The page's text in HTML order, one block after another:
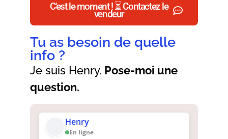
C'est le moment ! ⏳ Contactez le
vendeur
Henry
En ligne
Je suis Henry. Pose-moi une
question.
Tu as besoin de quelle
info ?